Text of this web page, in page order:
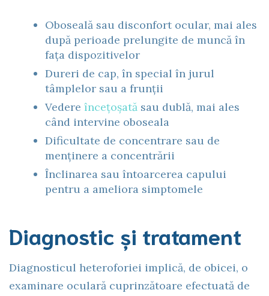
Oboseală sau disconfort ocular, mai ales
după perioade prelungite de muncă în
fața dispozitivelor
Dureri de cap, în special în jurul
tâmplelor sau a frunții
Vedere încețoșată sau dublă, mai ales
când intervine oboseala
Dificultate de concentrare sau de
menținere a concentrării
Înclinarea sau întoarcerea capului
pentru a ameliora simptomele
Diagnostic și tratament
Diagnosticul heteroforiei implică, de obicei, o
examinare oculară cuprinzătoare efectuată de